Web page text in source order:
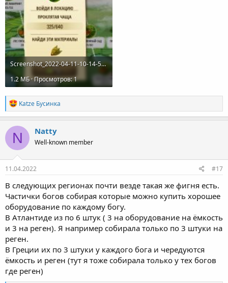
Screenshot_2022-04-11-10-14-54-807_air.com.pixelfederation.diggy.jpg
1.2 MБ · Просмотров: 1
R
e
a
c
i
o
n
s
Katze Бусинка
N Natty
Well-known member
11.04.2022 #17
В следующих регионах почти везде такая же фигня есть.
Частички богов собирая которые можно купить хорошее
оборудование по каждому богу.
В Атлантиде из по 6 штук ( 3 на оборудование на ёмкость
и 3 на реген). Я например собирала только по 3 штуки на
реген.
В Греции их по 3 штуки у каждого бога и чередуются
ёмкость и реген (тут я тоже собирала только у тех богов
где реген)